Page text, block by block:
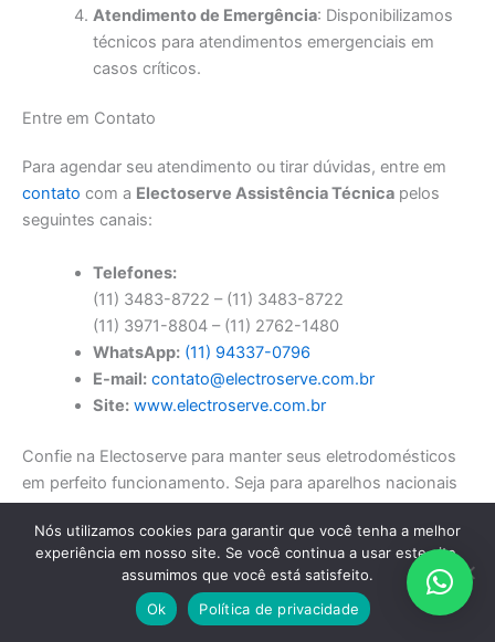
Atendimento de Emergência: Disponibilizamos
técnicos para atendimentos emergenciais em
casos críticos.
Entre em Contato
Para agendar seu atendimento ou tirar dúvidas, entre em
contato com a Electoserve Assistência Técnica pelos
seguintes canais:
Telefones:
(11) 3483-8722 – (11) 3483-8722
(11) 3971-8804 – (11) 2762-1480
WhatsApp: (11) 94337-0796
E-mail: contato@electroserve.com.br
Site: www.electroserve.com.br
Confie na Electoserve para manter seus eletrodomésticos
em perfeito funcionamento. Seja para aparelhos nacionais
ou importados, somos a escolha certa para quem busca
qualidade, eficiência e atendimento especializado.
Assistência Técnica Eletrodomésticos no seu
Nós utilizamos cookies para garantir que você tenha a melhor
experiência em nosso site. Se você continua a usar este site,
assumimos que você está satisfeito.
Ok
Política de privacidade